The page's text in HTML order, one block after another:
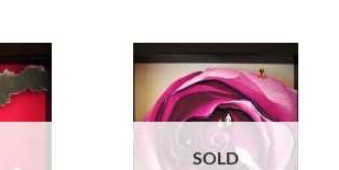
SOLD